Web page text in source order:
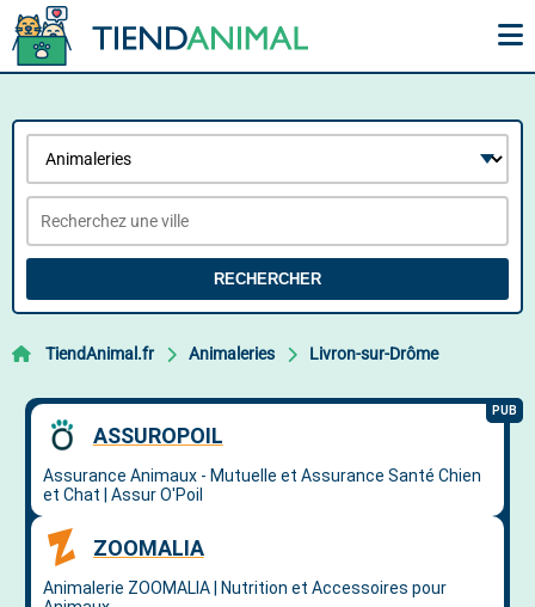
RECHERCHER
TiendAnimal.fr Animaleries Livron-sur-Drôme